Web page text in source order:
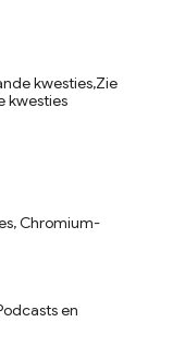
kwesties,Zie
kwesties
Chromium-
en